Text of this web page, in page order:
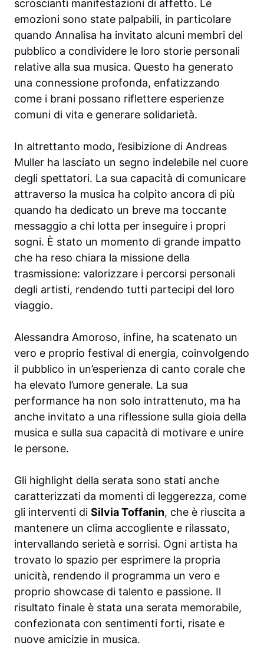
scroscianti manifestazioni di affetto. Le
emozioni sono state palpabili, in particolare
quando Annalisa ha invitato alcuni membri del
pubblico a condividere le loro storie personali
relative alla sua musica. Questo ha generato
una connessione profonda, enfatizzando
come i brani possano riflettere esperienze
comuni di vita e generare solidarietà.
In altrettanto modo, l’esibizione di Andreas
Muller ha lasciato un segno indelebile nel cuore
degli spettatori. La sua capacità di comunicare
attraverso la musica ha colpito ancora di più
quando ha dedicato un breve ma toccante
messaggio a chi lotta per inseguire i propri
sogni. È stato un momento di grande impatto
che ha reso chiara la missione della
trasmissione: valorizzare i percorsi personali
degli artisti, rendendo tutti partecipi del loro
viaggio.
Alessandra Amoroso, infine, ha scatenato un
vero e proprio festival di energia, coinvolgendo
il pubblico in un’esperienza di canto corale che
ha elevato l’umore generale. La sua
performance ha non solo intrattenuto, ma ha
anche invitato a una riflessione sulla gioia della
musica e sulla sua capacità di motivare e unire
le persone.
Gli highlight della serata sono stati anche
caratterizzati da momenti di leggerezza, come
gli interventi di Silvia Toffanin, che è riuscita a
mantenere un clima accogliente e rilassato,
intervallando serietà e sorrisi. Ogni artista ha
trovato lo spazio per esprimere la propria
unicità, rendendo il programma un vero e
proprio showcase di talento e passione. Il
risultato finale è stata una serata memorabile,
confezionata con sentimenti forti, risate e
nuove amicizie in musica.